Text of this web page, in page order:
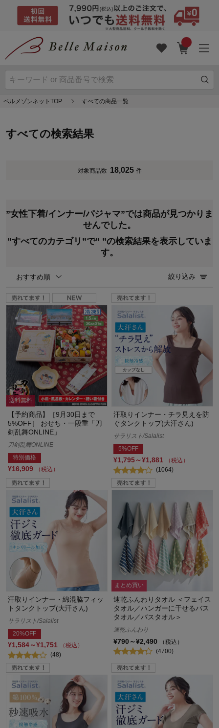
ベルメゾンネットTOP すべての商品一覧
すべての検索結果
対象商品数 18,025 件
”女性下着/インナー/パジャマ”では商品が見つかりま
せんでした。
”すべてのカテゴリ”で” ”の検索結果を表示していま
す。
おすすめ順 絞り込み
送料無料
【予約商品】［9月30日まで
5%OFF］ おせち・一段重「刀
剣乱舞ONLINE」
刀剣乱舞ONLINE
特別価格
¥16,909 （税込）
汗取りインナー・チラ見えを防
ぐタンクトップ(大汗さん)
サラリスト/Salalist
5%OFF
¥1,795～¥1,881
（税込）
(1064)
汗取りインナー・綿混脇フィッ
トタンクトップ(大汗さん)
サラリスト/Salalist
20%OFF
¥1,584～¥1,751
（税込）
(48)
まとめ買い
速乾ふんわりタオル ＜フェイス
タオル／ハンガーに干せるバス
タオル／バスタオル＞
速乾ふんわり
¥790～¥2,490
（税込）
(4700)